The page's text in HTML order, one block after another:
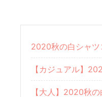
2020秋の白シャツ
【カジュアル】
【大人】2020秋